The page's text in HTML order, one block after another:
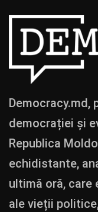
democrației și
Republica
echidistante,
ultimă oră, care
ale vieții